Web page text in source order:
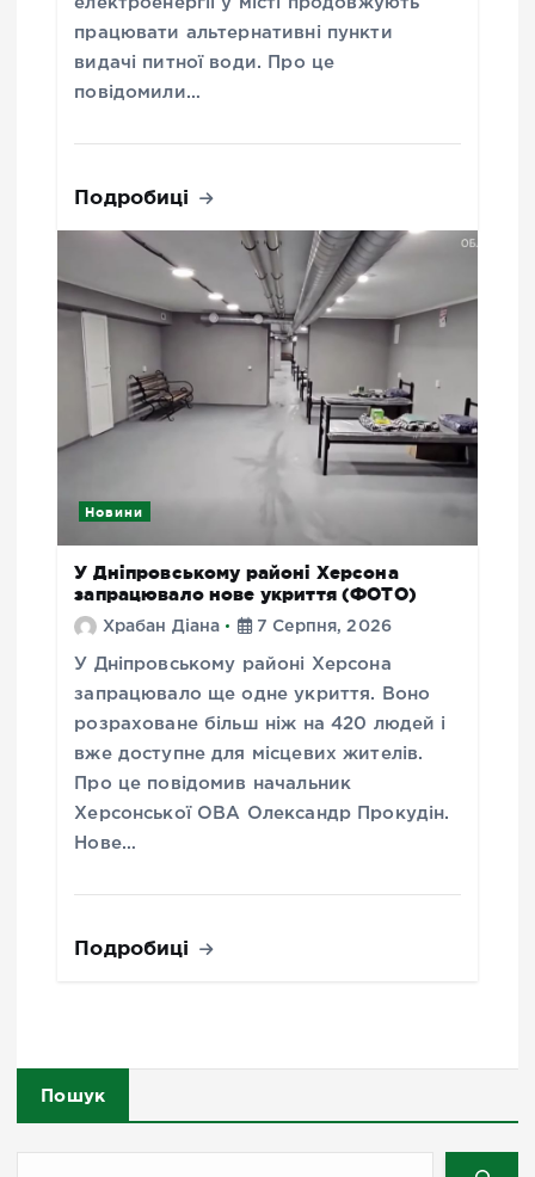
працювати альтернативні пункти
видачі питної води. Про це
повідомили…
Подробиці
Новини
У Дніпровському районі Херсона
запрацювало нове укриття (ФОТО)
Храбан Діана 7 Серпня, 2026
У Дніпровському районі Херсона
запрацювало ще одне укриття. Воно
розраховане більш ніж на 420 людей і
вже доступне для місцевих жителів.
Про це повідомив начальник
Херсонської ОВА Олександр Прокудін.
Нове…
Подробиці
Пошук